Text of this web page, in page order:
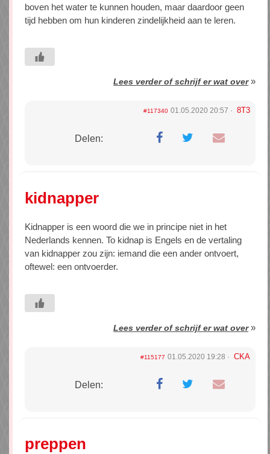
boven het water te kunnen houden, maar daardoor geen
tijd hebben om hun kinderen zindelijkheid aan te leren.
Lees verder of schrijf er wat over»
#117340 01.05.2020 20:57 8T3
Delen:
kidnapper
Kidnapper is een woord die we in principe niet in het
Nederlands kennen. To kidnap is Engels en de vertaling
van kidnapper zou zijn: iemand die een ander ontvoert,
oftewel: een ontvoerder.
Lees verder of schrijf er wat over»
#115177 01.05.2020 19:28 CKA
Delen:
preppen